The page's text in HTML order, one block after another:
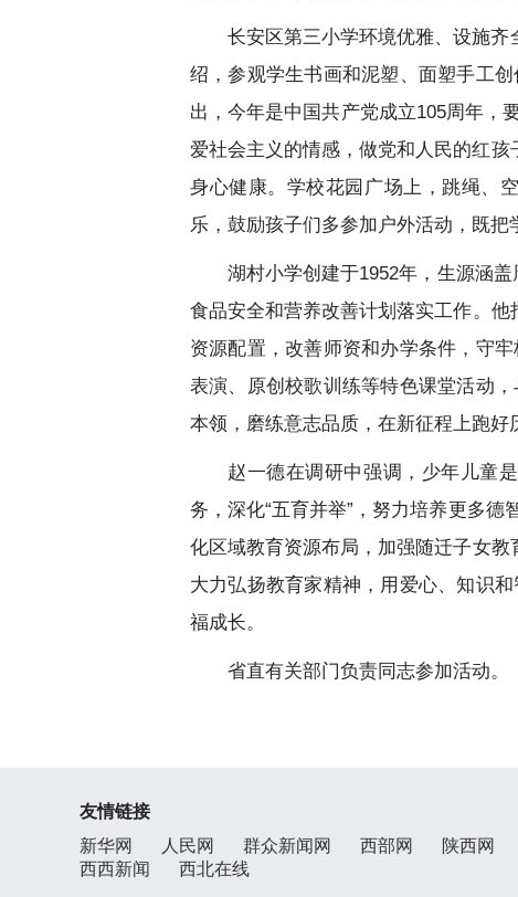
长安区第三小学环境优雅、设施齐
绍，参观学生书画和泥塑、面塑手工
出，今年是中国共产党成立105周年，
爱社会主义的情感，做党和人民的红孩
身心健康。学校花园广场上，跳绳、
乐，鼓励孩子们多参加户外活动，既把
湖村小学创建于1952年，生源涵
食品安全和营养改善计划落实工作。
资源配置，改善师资和办学条件，守
表演、原创校歌训练等特色课堂活动
本领，磨练意志品质，在新征程上跑好
赵一德在调研中强调，少年儿童
务，深化“五育并举”，努力培养更多
化区域教育资源布局，加强随迁子女
大力弘扬教育家精神，用爱心、知识
福成长。
省直有关部门负责同志参加活动。
友情链接
新华网
人民网 群众新闻网 西部网 陕西网
西西新闻
西北在线